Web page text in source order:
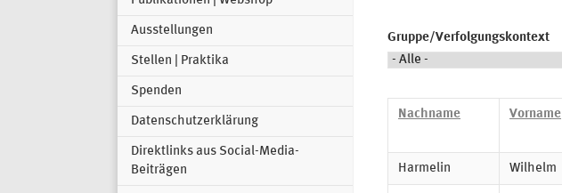
Ausstellungen
Stellen | Praktika
Spenden
Datenschutzerklärung
Direktlinks aus Social-Media-
Beiträgen
Gruppe/Verfolgungskontext
Nachname Vorname
Harmelin Wilhelm